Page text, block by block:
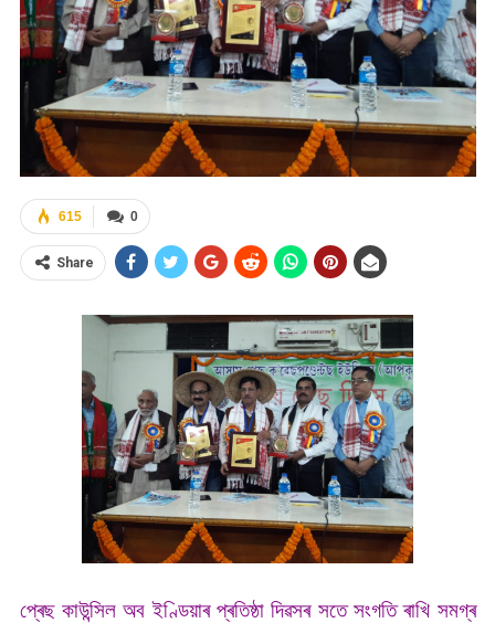
0
615
Share
প্ৰেছ কাউন্সিল অব ইণ্ডিয়াৰ প্ৰতিষ্ঠা দিৱসৰ সতে সংগতি ৰাখি সমগ্ৰ